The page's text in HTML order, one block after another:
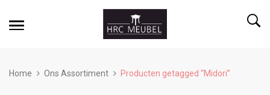
Home Ons Assortiment Producten getagged “Midori”